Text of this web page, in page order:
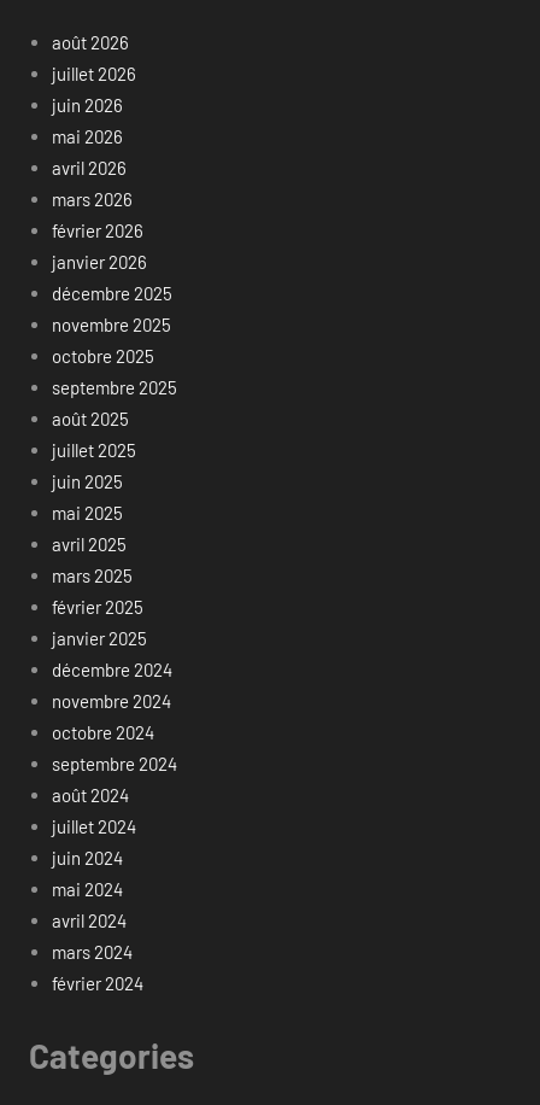
août 2026
juillet 2026
juin 2026
mai 2026
avril 2026
mars 2026
février 2026
janvier 2026
décembre 2025
novembre 2025
octobre 2025
septembre 2025
août 2025
juillet 2025
juin 2025
mai 2025
avril 2025
mars 2025
février 2025
janvier 2025
décembre 2024
novembre 2024
octobre 2024
septembre 2024
août 2024
juillet 2024
juin 2024
mai 2024
avril 2024
mars 2024
février 2024
Categories